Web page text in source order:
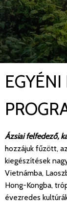
Ázsiai felfedező,
hozzájuk fűzött,
kiegészítések
Vietnámba,
Hong-Kongba,
évezredes